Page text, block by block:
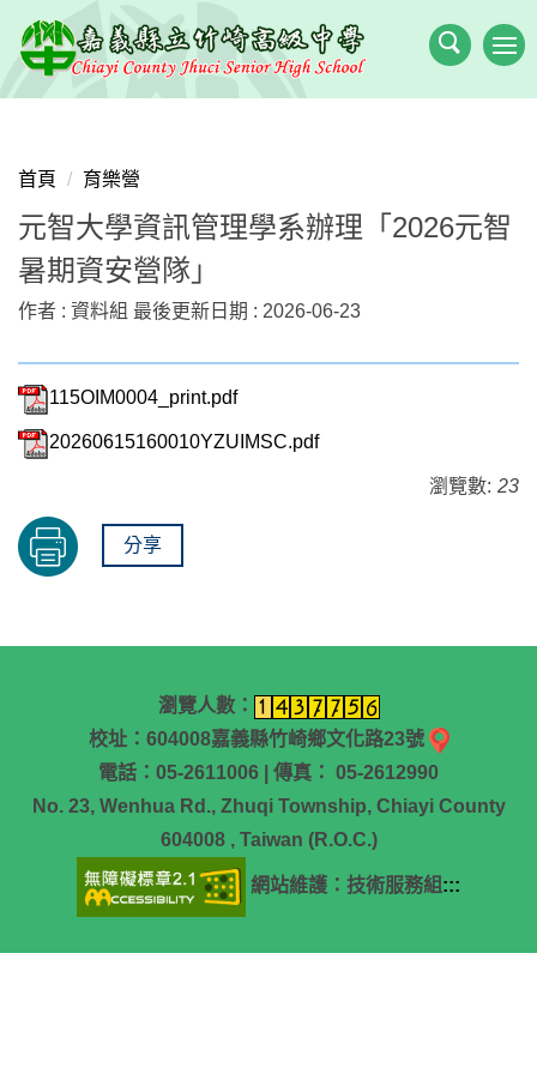
到
主
要
區
首頁 育樂營
元智大學資訊管理學系辦理「2026元智
暑期資安營隊」
作者 : 資料組 最後更新日期 : 2026-06-23
115OIM0004_print.pdf
20260615160010YZUIMSC.pdf
瀏覽數: 23
分享
瀏覽人數：
校址：604008嘉義縣竹崎鄉文化路23號
電話：05-2611006 | 傳真： 05-2612990
No. 23, Wenhua Rd., Zhuqi Township, Chiayi County
604008 , Taiwan (R.O.C.)
網站維護：技術服務組 :::